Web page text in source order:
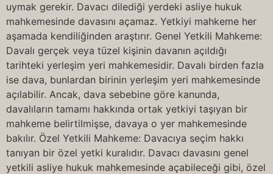
uymak gerekir. Davacı dilediği yerdeki asliye hukuk
mahkemesinde davasını açamaz. Yetkiyi mahkeme her
aşamada kendiliğinden araştırır. Genel Yetkili Mahkeme:
Davalı gerçek veya tüzel kişinin davanın açıldığı
tarihteki yerleşim yeri mahkemesidir. Davalı birden fazla
ise dava, bunlardan birinin yerleşim yeri mahkemesinde
açılabilir. Ancak, dava sebebine göre kanunda,
davalıların tamamı hakkında ortak yetkiyi taşıyan bir
mahkeme belirtilmişse, davaya o yer mahkemesinde
bakılır. Özel Yetkili Mahkeme: Davacıya seçim hakkı
tanıyan bir özel yetki kuralıdır. Davacı davasını genel
yetkili asliye hukuk mahkemesinde açabileceği gibi, özel